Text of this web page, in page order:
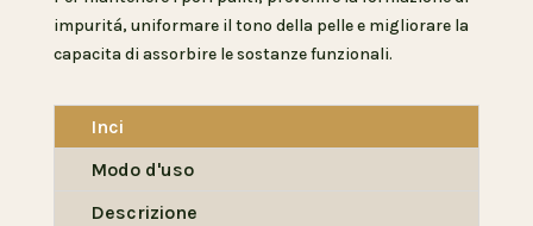
impuritá, uniformare il tono della pelle e migliorare la
capacita di assorbire le sostanze funzionali.
Inci
Modo d'uso
Descrizione